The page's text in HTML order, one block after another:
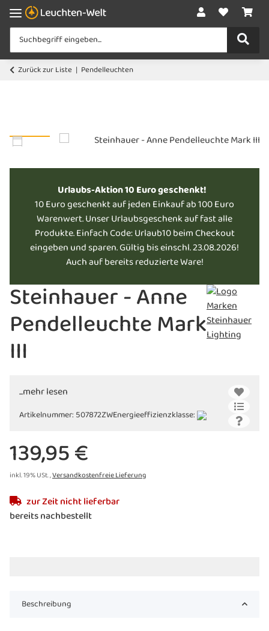
Zurück zur Liste Pendelleuchten
Urlaubs-Aktion 10 Euro geschenkt!
10 Euro geschenkt auf jeden Einkauf ab 100 Euro
Warenwert. Unser Urlaubsgeschenk auf fast alle
Produkte. Einfach Code: Urlaub10 beim Checkout
eingeben und sparen. Gültig bis einschl. 23.08.2026!
Auch auf bereits reduzierte Ware!
Steinhauer - Anne
Pendelleuchte Mark
III
...mehr lesen
Artikelnummer: 507872ZWEnergieeffizienzklasse:
139,95 €
inkl. 19% USt. ,Versandkostenfreie Lieferung
zur Zeit nicht lieferbar
bereits nachbestellt
Beschreibung